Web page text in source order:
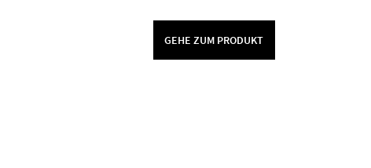
GEHE ZUM PRODUKT